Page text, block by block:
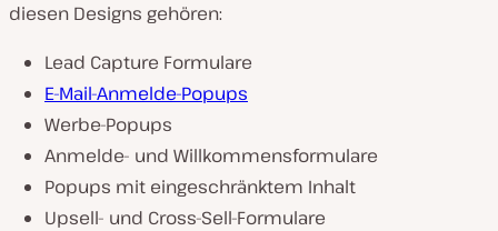
diesen Designs gehören:
Lead Capture Formulare
E-Mail-Anmelde-Popups
Werbe-Popups
Anmelde- und Willkommensformulare
Popups mit eingeschränktem Inhalt
Upsell- und Cross-Sell-Formulare